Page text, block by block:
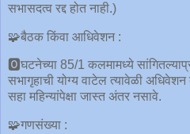
सभासदत्व रद्द होत नाही.)
🧩बैठक किंवा आधिवेशन :
🅾घटनेच्या 85/1 कलमामध्ये
सभागृहाची योग्य वाटेल त्यावेळी
सहा महिन्यांपेक्षा जास्त अंतर नसावे.
🧩गणसंख्या :